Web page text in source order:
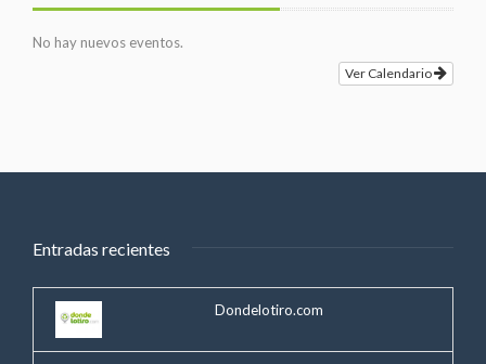
No hay nuevos eventos.
Ver Calendario
Entradas recientes
Dondelotiro.com